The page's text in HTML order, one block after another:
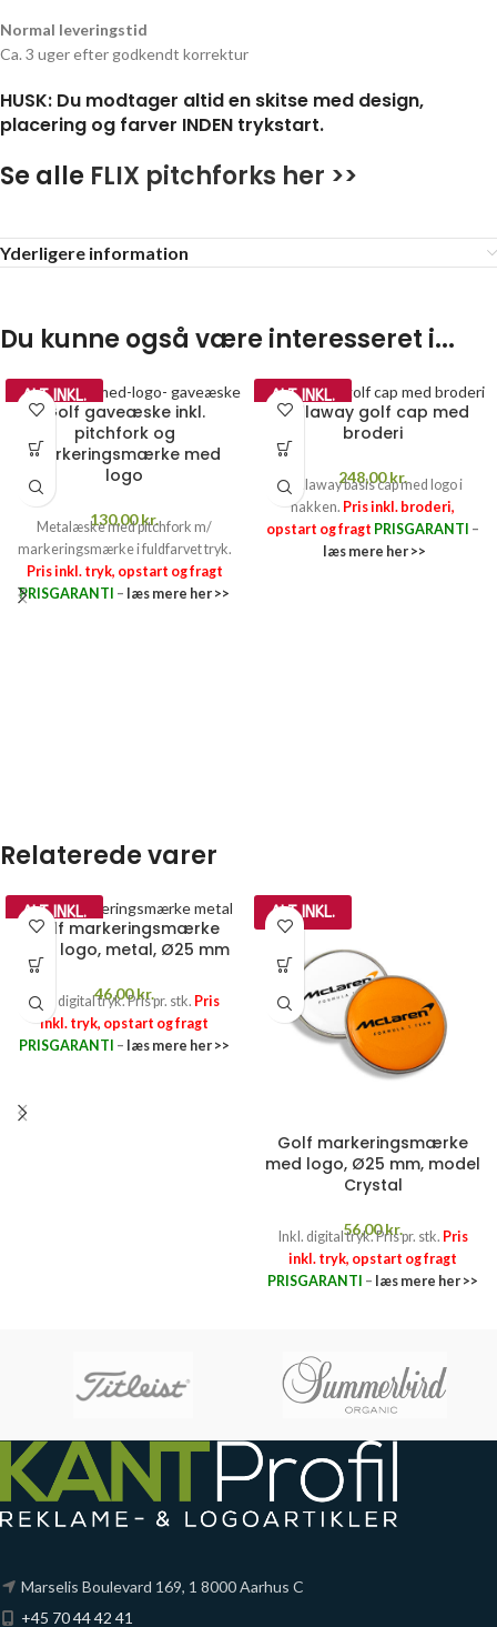
Normal leveringstid
Ca. 3 uger efter godkendt korrektur
HUSK: Du modtager altid en skitse med design,
placering og farver INDEN trykstart.
Se alle FLIX pitchforks her >>
Yderligere information
Du kunne også være interesseret i...
ALT INKL.
Golf gaveæske inkl.
pitchfork og
markeringsmærke med
logo
130,00kr.
Metalæske med pitchfork m/
markeringsmærke i fuldfarvet tryk.
Pris inkl. tryk, opstart og fragt
PRISGARANTI – læs mere her >>
ALT INKL.
Callaway golf cap med
broderi
248,00kr.
Callaway basis cap med logo i
nakken. Pris inkl. broderi,
opstart og fragt PRISGARANTI –
læs mere her >>
Relaterede varer
ALT INKL.
Golf markeringsmærke
med logo, metal, Ø25 mm
46,00kr.
Inkl. digital tryk. Pris pr. stk. Pris
inkl. tryk, opstart og fragt
PRISGARANTI – læs mere her >>
ALT INKL.
Golf markeringsmærke
med logo, Ø25 mm, model
Crystal
56,00kr.
Inkl. digital tryk. Pris pr. stk. Pris
inkl. tryk, opstart og fragt
PRISGARANTI – læs mere her >>
Marselis Boulevard 169, 1 8000 Aarhus C
+45 70 44 42 41